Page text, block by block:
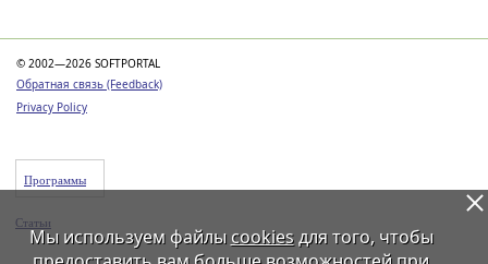
© 2002—2026 SOFTPORTAL
Обратная связь (Feedback)
Privacy Policy
Программы
Статьи
Мы используем файлы cookiesдля того, чтобы